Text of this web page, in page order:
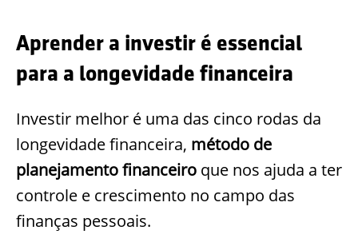
Aprender a investir é essencial
para a longevidade financeira
Investir melhor é uma das cinco rodas da
longevidade financeira, método de
planejamento financeiro que nos ajuda a ter
controle e crescimento no campo das
finanças pessoais.